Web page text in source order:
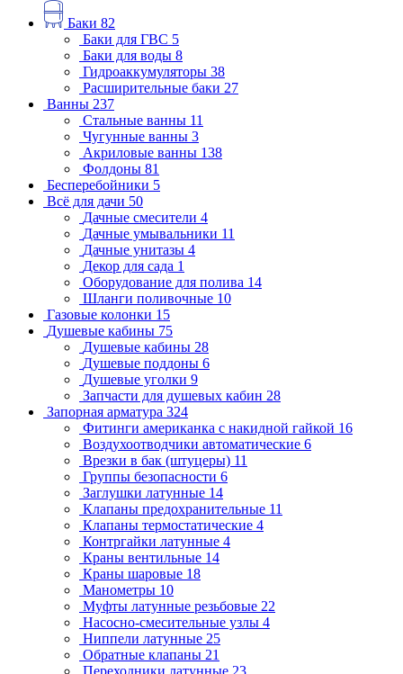
Баки 82
Баки для ГВС 5
Баки для воды 8
Гидроаккумуляторы 38
Расширительные баки 27
Ванны 237
Стальные ванны 11
Чугунные ванны 3
Акриловые ванны 138
Фолдоны 81
Бесперебойники 5
Всё для дачи 50
Дачные смесители 4
Дачные умывальники 11
Дачные унитазы 4
Декор для сада 1
Оборудование для полива 14
Шланги поливочные 10
Газовые колонки 15
Душевые кабины 75
Душевые кабины 28
Душевые поддоны 6
Душевые уголки 9
Запчасти для душевых кабин 28
Запорная арматура 324
Фитинги американка с накидной гайкой 16
Воздухоотводчики автоматические 6
Врезки в бак (штуцеры) 11
Группы безопасности 6
Заглушки латунные 14
Клапаны предохранительные 11
Клапаны термостатические 4
Контргайки латунные 4
Краны вентильные 14
Краны шаровые 18
Манометры 10
Муфты латунные резьбовые 22
Насосно-смесительные узлы 4
Ниппели латунные 25
Обратные клапаны 21
Переходники латунные 23